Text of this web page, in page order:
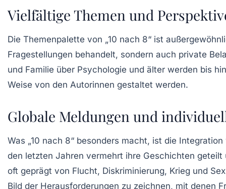
Vielfältige Themen und
Die Themenpalette von „10 nach 8“ ist
Fragestellungen behandelt, sondern auch private
und Familie über Psychologie und älter werden bis
Weise von den Autorinnen gestaltet werden.
Globale Meldungen und
Was „10 nach 8“ besonders macht, ist die
den letzten Jahren vermehrt ihre Geschichten
oft geprägt von Flucht, Diskriminierung, Krieg und
Bild der Herausforderungen zu zeichnen, mit denen